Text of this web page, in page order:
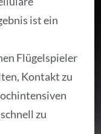
ist ein
Flügelspieler
Kontakt zu
zu